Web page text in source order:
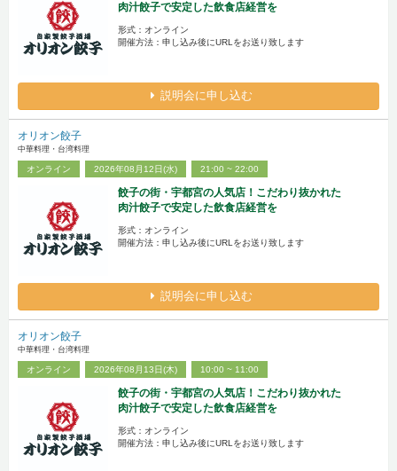
肉汁餃子で安定した飲食店経営を
形式：オンライン
開催方法：申し込み後にURLをお送り致します
説明会に申し込む
オリオン餃子
中華料理・台湾料理
オンライン 2026年08月12日(水) 21:00 ~ 22:00
餃子の街・宇都宮の人気店！こだわり抜かれた
肉汁餃子で安定した飲食店経営を
形式：オンライン
開催方法：申し込み後にURLをお送り致します
説明会に申し込む
オリオン餃子
中華料理・台湾料理
オンライン 2026年08月13日(木) 10:00 ~ 11:00
餃子の街・宇都宮の人気店！こだわり抜かれた
肉汁餃子で安定した飲食店経営を
形式：オンライン
開催方法：申し込み後にURLをお送り致します